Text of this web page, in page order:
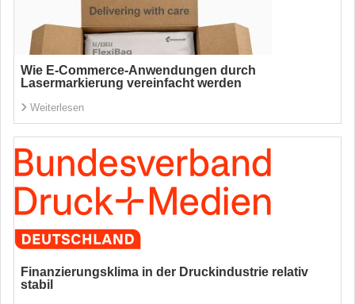
Wie E-Commerce-Anwendungen durch
Lasermarkierung vereinfacht werden
Weiterlesen
Finanzierungsklima in der Druckindustrie relativ
stabil